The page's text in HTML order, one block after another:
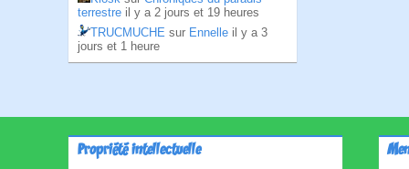
terrestre il y a 2 jours et 19 heures
TRUCMUCHE sur Ennelle il y a 3
jours et 1 heure
Propriété intellectuelle